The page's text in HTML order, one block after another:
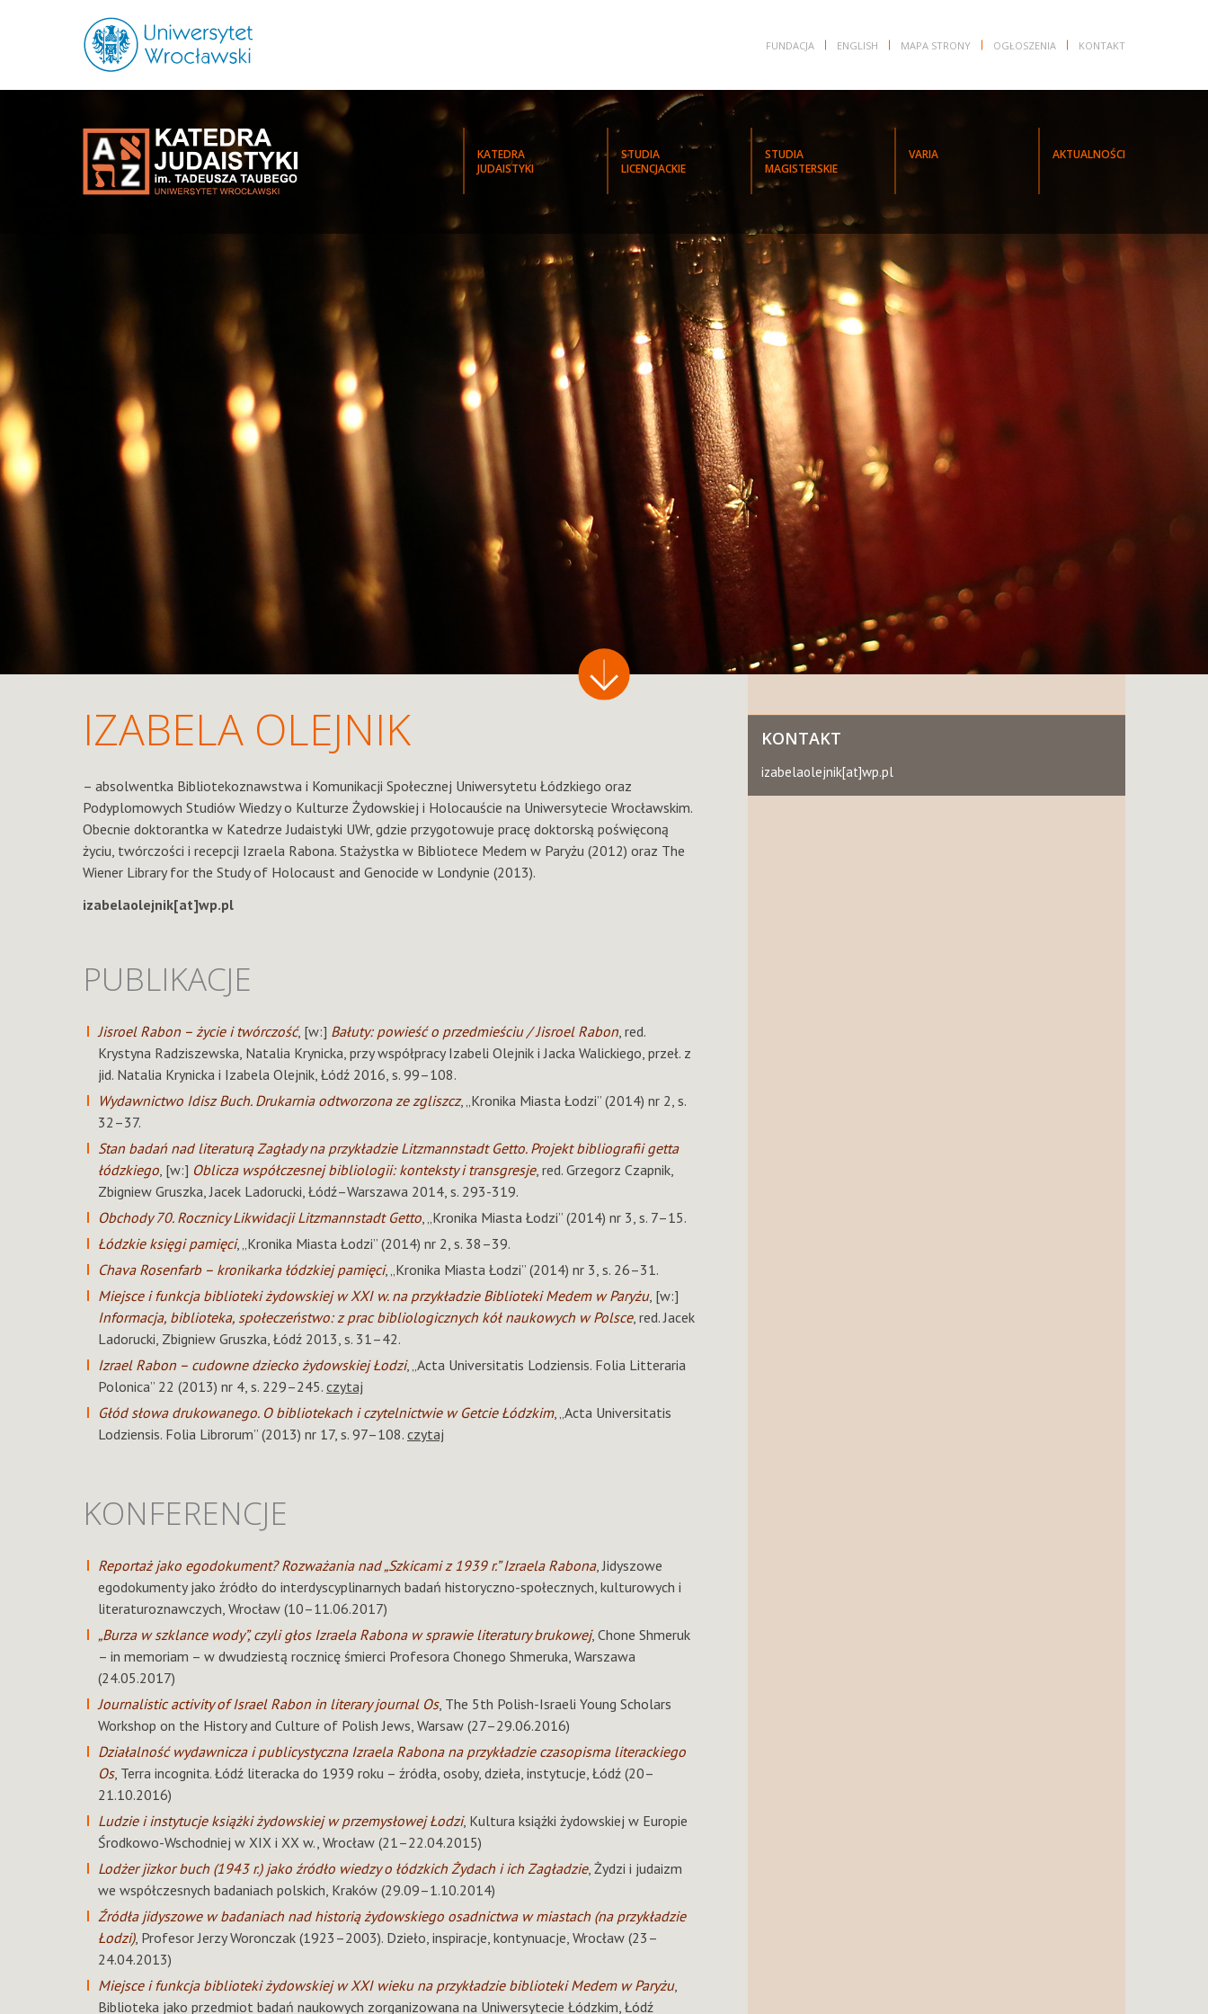
FUNDACJA ENGLISH MAPA STRONY OGŁOSZENIA KONTAKT
KATEDRA
JUDAISTYKI
STUDIA
LICENCJACKIE
STUDIA
MAGISTERSKIE
VARIA AKTUALNOŚCI
IZABELA OLEJNIK
– absolwentka Bibliotekoznawstwa i Komunikacji Społecznej Uniwersytetu Łódzkiego oraz
Podyplomowych Studiów Wiedzy o Kulturze Żydowskiej i Holocauście na Uniwersytecie Wrocławskim.
Obecnie doktorantka w Katedrze Judaistyki UWr, gdzie przygotowuje pracę doktorską poświęconą
życiu, twórczości i recepcji Izraela Rabona. Stażystka w Bibliotece Medem w Paryżu (2012) oraz The
Wiener Library for the Study of Holocaust and Genocide w Londynie (2013).
izabelaolejnik[at]wp.pl
PUBLIKACJE
Jisroel Rabon – życie i twórczość, [w:] Bałuty: powieść o przedmieściu / Jisroel Rabon, red.
Krystyna Radziszewska, Natalia Krynicka, przy współpracy Izabeli Olejnik i Jacka Walickiego, przeł. z
jid. Natalia Krynicka i Izabela Olejnik, Łódź 2016, s. 99–108.
Wydawnictwo Idisz Buch. Drukarnia odtworzona ze zgliszcz, „Kronika Miasta Łodzi” (2014) nr 2, s.
32–37.
Stan badań nad literaturą Zagłady na przykładzie Litzmannstadt Getto. Projekt bibliografii getta
łódzkiego, [w:] Oblicza współczesnej bibliologii: konteksty i transgresje, red. Grzegorz Czapnik,
Zbigniew Gruszka, Jacek Ladorucki, Łódź–Warszawa 2014, s. 293-319.
Obchody 70. Rocznicy Likwidacji Litzmannstadt Getto, „Kronika Miasta Łodzi” (2014) nr 3, s. 7–15.
Łódzkie księgi pamięci, „Kronika Miasta Łodzi” (2014) nr 2, s. 38–39.
Chava Rosenfarb – kronikarka łódzkiej pamięci, „Kronika Miasta Łodzi” (2014) nr 3, s. 26–31.
Miejsce i funkcja biblioteki żydowskiej w XXI w. na przykładzie Biblioteki Medem w Paryżu, [w:]
Informacja, biblioteka, społeczeństwo: z prac bibliologicznych kół naukowych w Polsce, red. Jacek
Ladorucki, Zbigniew Gruszka, Łódź 2013, s. 31–42.
Izrael Rabon – cudowne dziecko żydowskiej Łodzi, „Acta Universitatis Lodziensis. Folia Litteraria
Polonica” 22 (2013) nr 4, s. 229–245. czytaj
Głód słowa drukowanego. O bibliotekach i czytelnictwie w Getcie Łódzkim, „Acta Universitatis
Lodziensis. Folia Librorum” (2013) nr 17, s. 97–108. czytaj
KONFERENCJE
Reportaż jako egodokument? Rozważania nad „Szkicami z 1939 r.” Izraela Rabona, Jidyszowe
egodokumenty jako źródło do interdyscyplinarnych badań historyczno-społecznych, kulturowych i
literaturoznawczych, Wrocław (10–11.06.2017)
„Burza w szklance wody”, czyli głos Izraela Rabona w sprawie literatury brukowej, Chone Shmeruk
– in memoriam – w dwudziestą rocznicę śmierci Profesora Chonego Shmeruka, Warszawa
(24.05.2017)
Journalistic activity of Israel Rabon in literary journal Os, The 5th Polish-Israeli Young Scholars
Workshop on the History and Culture of Polish Jews, Warsaw (27–29.06.2016)
Działalność wydawnicza i publicystyczna Izraela Rabona na przykładzie czasopisma literackiego
Os, Terra incognita. Łódź literacka do 1939 roku – źródła, osoby, dzieła, instytucje, Łódź (20–
21.10.2016)
Ludzie i instytucje książki żydowskiej w przemysłowej Łodzi, Kultura książki żydowskiej w Europie
Środkowo-Wschodniej w XIX i XX w., Wrocław (21–22.04.2015)
Lodżer jizkor buch (1943 r.) jako źródło wiedzy o łódzkich Żydach i ich Zagładzie, Żydzi i judaizm
we współczesnych badaniach polskich, Kraków (29.09–1.10.2014)
Źródła jidyszowe w badaniach nad historią żydowskiego osadnictwa w miastach (na przykładzie
Łodzi), Profesor Jerzy Woronczak (1923–2003). Dzieło, inspiracje, kontynuacje, Wrocław (23–
24.04.2013)
Miejsce i funkcja biblioteki żydowskiej w XXI wieku na przykładzie biblioteki Medem w Paryżu,
Biblioteka jako przedmiot badań naukowych zorganizowana na Uniwersytecie Łódzkim, Łódź
KONTAKT
izabelaolejnik[at]wp.pl